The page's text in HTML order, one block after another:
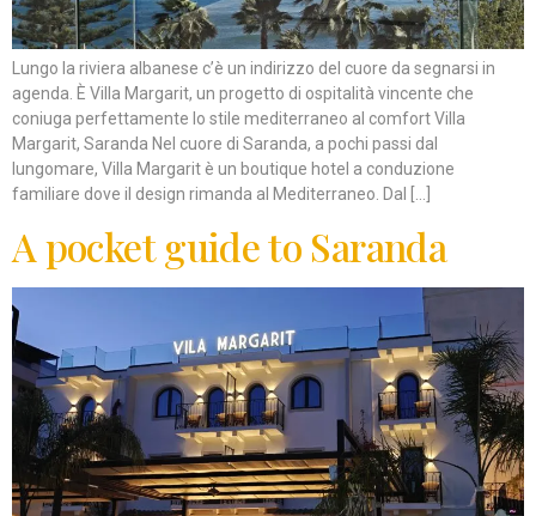
Lungo la riviera albanese c’è un indirizzo del cuore da segnarsi in
agenda. È Villa Margarit, un progetto di ospitalità vincente che
coniuga perfettamente lo stile mediterraneo al comfort Villa
Margarit, Saranda Nel cuore di Saranda, a pochi passi dal
lungomare, Villa Margarit è un boutique hotel a conduzione
familiare dove il design rimanda al Mediterraneo. Dal […]
A pocket guide to Saranda